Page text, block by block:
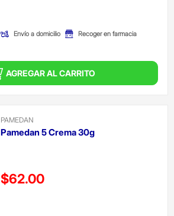
Envío a domicilio Recoger en farmacia
AGREGAR AL CARRITO
PAMEDAN
Pamedan 5 Crema 30g
Precio reducido de
$62.00